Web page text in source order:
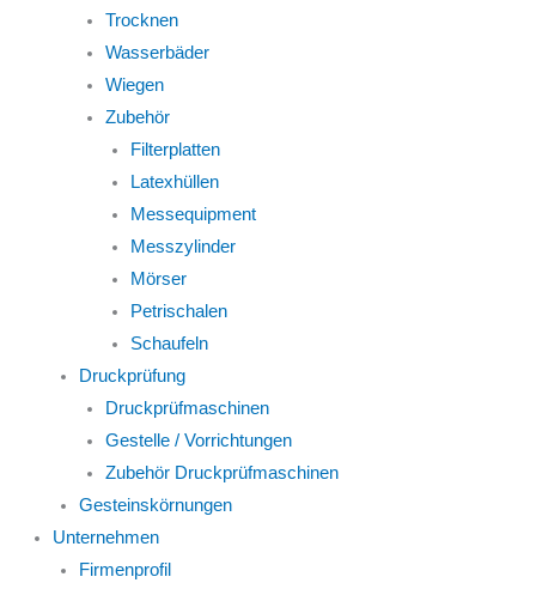
Trocknen
Wasserbäder
Wiegen
Zubehör
Filterplatten
Latexhüllen
Messequipment
Messzylinder
Mörser
Petrischalen
Schaufeln
Druckprüfung
Druckprüfmaschinen
Gestelle / Vorrichtungen
Zubehör Druckprüfmaschinen
Gesteinskörnungen
Unternehmen
Firmenprofil